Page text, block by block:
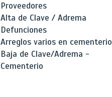
Proveedores
Alta de Clave / Adrema
Defunciones
Arreglos varios en cementerio
Baja de Clave/Adrema -
Cementerio